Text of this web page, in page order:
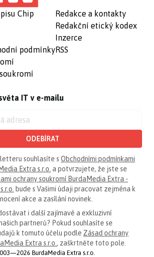
Chip
podmínky
Redakce a kontakty
Redakční etický kodex
Inzerce
RSS
IT v e-mailu
ODEBÍRAT
souhlasíte s Obchodními podmínkami
Extra s.r.o. a potvrzujete, že jste se
ochrany soukromí BurdaMedia Extra -
bude s Vašimi údaji pracovat zejména k
akce a zasílání novinek.
i další zajímavé a exkluzivní
partnerů? Pokud souhlasíte se
k tomuto účelu podle Zásad ochrany
Extra s.r.o. , zaškrtněte toto pole.
BurdaMedia Extra s.r.o.